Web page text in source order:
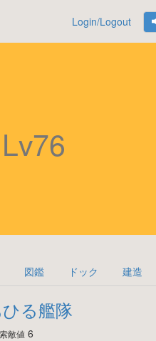
Login/Logout
Lv76
図鑑 ドック 建造
る艦隊
索敵値6